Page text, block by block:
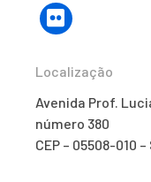
Localização
Avenida Prof.
número 380
CEP – 05508-010